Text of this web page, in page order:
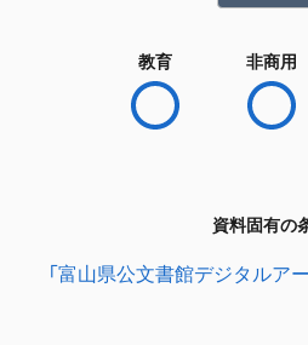
教育 非商用
資料固有の
「富山県公文書館デジタルア